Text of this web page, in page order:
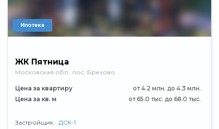
Ипотека
ЖК Пятница
Московская обл., пос. Брехово
Цена за квартиру
от 4.2 млн. до 4.3 млн.
Цена за кв. м
от 65.0 тыс. до 68.0 тыс.
Застройщик: ДСК-1